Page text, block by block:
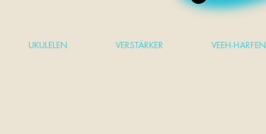
UKULELEN VERSTÄRKER VEEH-HARFEN